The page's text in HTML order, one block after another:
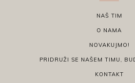
NAŠ TIM
O NAMA
NOVAKUJMO!
PRIDRUŽI SE NAŠEM TIMU,
KONTAKT